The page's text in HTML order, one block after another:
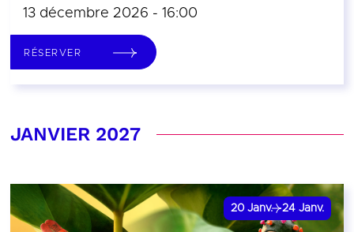
13 décembre 2026 - 16:00
RÉSERVER
JANVIER 2027
20 Janv. 24 Janv.